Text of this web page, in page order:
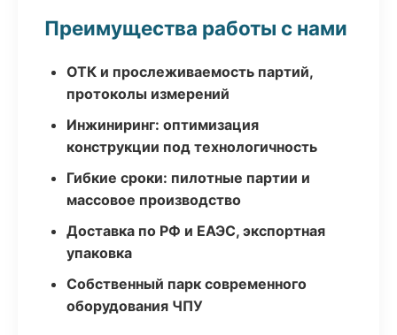
Преимущества работы с нами
ОТК и прослеживаемость партий,
протоколы измерений
Инжиниринг: оптимизация
конструкции под технологичность
Гибкие сроки: пилотные партии и
массовое производство
Доставка по РФ и ЕАЭС, экспортная
упаковка
Собственный парк современного
оборудования ЧПУ